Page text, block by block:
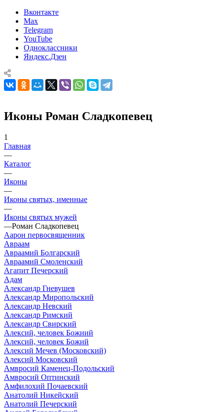
Вконтакте
Max
Telegram
YouTube
Одноклассники
Яндекс.Дзен
Иконы Роман Сладкопевец
1
Главная
—
Каталог
—
Иконы
—
Иконы святых, именные
—
Иконы святых мужей
—Роман Сладкопевец
Аарон первосвященник
Авраам
Авраамий Болгарский
Авраамий Смоленский
Агапит Печерский
Адам
Александр Гневушев
Александр Миропольский
Александр Невский
Александр Римский
Александр Свирский
Алексий, человек Божиий
Алексий, человек Божий
Алексий Мечев (Московский)
Алексий Московский
Амвросий Каменец-Подольский
Амвросий Оптинский
Амфилохий Почаевский
Анатолий Никейский
Анатолий Печерский